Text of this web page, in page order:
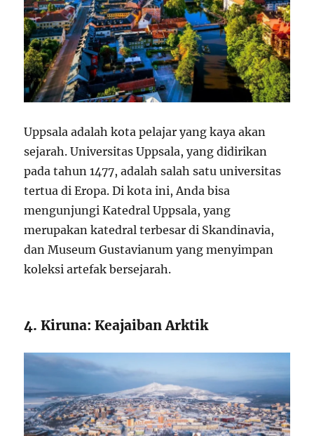
Uppsala adalah kota pelajar yang kaya akan
sejarah. Universitas Uppsala, yang didirikan
pada tahun 1477, adalah salah satu universitas
tertua di Eropa. Di kota ini, Anda bisa
mengunjungi Katedral Uppsala, yang
merupakan katedral terbesar di Skandinavia,
dan Museum Gustavianum yang menyimpan
koleksi artefak bersejarah.
4. Kiruna: Keajaiban Arktik